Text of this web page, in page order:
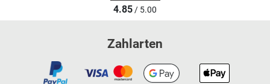
4.85/ 5.00
Zahlarten